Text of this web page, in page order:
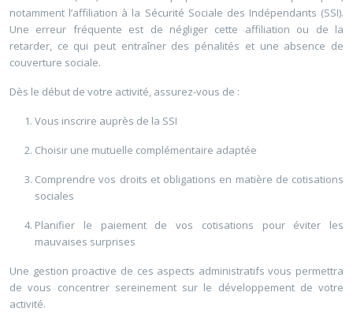
notamment l’affiliation à la Sécurité Sociale des Indépendants (SSI).
Une erreur fréquente est de négliger cette affiliation ou de la
retarder, ce qui peut entraîner des pénalités et une absence de
couverture sociale.
Dès le début de votre activité, assurez-vous de :
Vous inscrire auprès de la SSI
Choisir une mutuelle complémentaire adaptée
Comprendre vos droits et obligations en matière de cotisations
sociales
Planifier le paiement de vos cotisations pour éviter les
mauvaises surprises
Une gestion proactive de ces aspects administratifs vous permettra
de vous concentrer sereinement sur le développement de votre
activité.